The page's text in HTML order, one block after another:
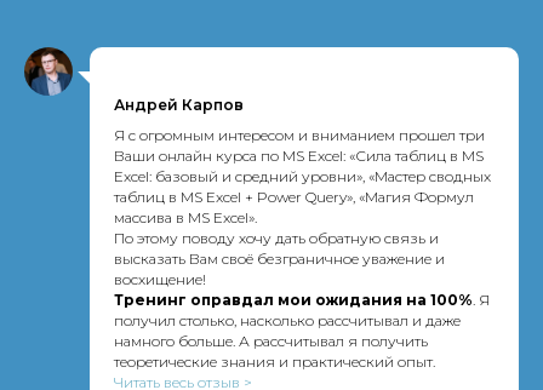
Андрей Карпов
Я с огромным интересом и вниманием прошел три
Ваши онлайн курса по MS Excel: «Сила таблиц в MS
Excel: базовый и средний уровни», «Мастер cводных
таблиц в MS Excel + Power Query», «Магия Формул
массива в MS Excel».
По этому поводу хочу дать обратную связь и
высказать Вам своё безграничное уважение и
восхищение!
Тренинг оправдал мои ожидания на 100% . Я
получил столько, насколько рассчитывал и даже
намного больше. А рассчитывал я получить
теоретические знания и практический опыт.
Читать весь отзыв >